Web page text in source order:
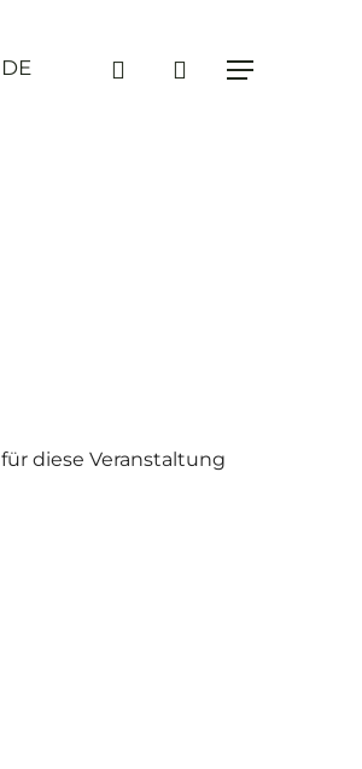
DE search Menü
diese Veranstaltung